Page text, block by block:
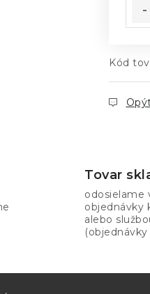
Kód
Tovar
odosielame
objednávky
alebo
(objednávky